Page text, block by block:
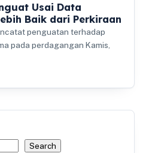
Usai Data
Baik dari Perkiraan
penguatan terhadap
pada perdagangan Kamis,
Search